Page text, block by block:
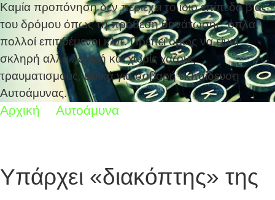
Καμία προπόνηση δεν περιέχει το ίδιο επίπεδο βίας
του δρόμου όπως τη πρόθεση θανάτωσης, όπλα,
πολλοί επιτιθέμενοι κλπ. Πρέπει όμως να είναι
σκληρή αλλά λογική και χωρίς χαζούς
τραυματισμούς, ειδικά για σοβαρή εκπαίδευση
Αυτοάμυνας.
Αρχική Αυτοάμυνα
Υπάρχει «διακόπτης» της